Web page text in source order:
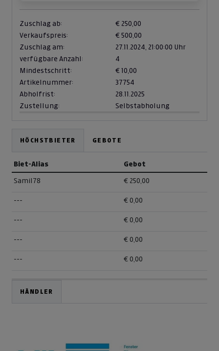
Zuschlag ab:
€ 250,00
Verkaufspreis:
€ 500,00
Zuschlag am:
27.11.2024, 21:00:00 Uhr
verfügbare Anzahl:
4
Mindestschritt:
€ 10,00
Artikelnummer:
37754
Abholfrist:
28.11.2025
Zustellung:
Selbstabholung
HÖCHSTBIETER GEBOTE
Biet-Alias Gebot
Samil78 € 250,00
--- € 0,00
--- € 0,00
--- € 0,00
--- € 0,00
HÄNDLER